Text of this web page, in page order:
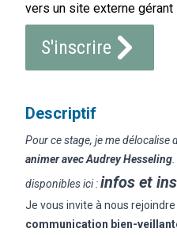
vers un site externe gérant
S'inscrire
Descriptif
Pour ce stage, je me délocalise
animer avec Audrey Hesseling
disponibles ici :infos et
Je vous invite à nous
communication bien-